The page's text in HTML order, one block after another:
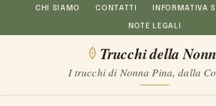
al
CHI SIAMO CONTATTI INFORMATIVA
NOTE LEGALI
Trucchi della
I trucchi di Nonna Pina, dalla